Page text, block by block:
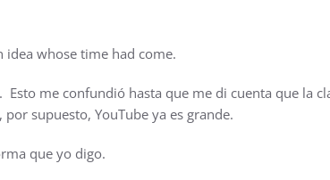
idea whose time had come.
Esto me confundió hasta que me di cuenta que la
por supuesto, YouTube ya es grande.
que yo digo.